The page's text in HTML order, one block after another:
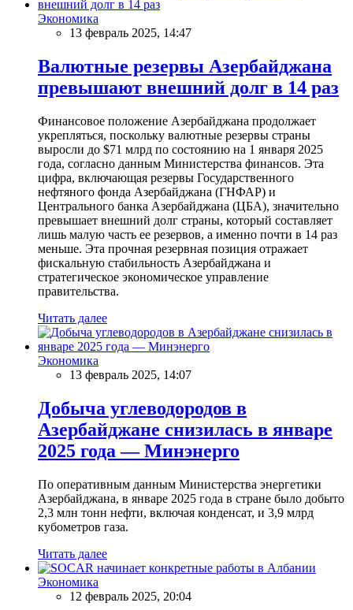
Экономика
13 февраль 2025, 14:47
Валютные резервы Азербайджана
превышают внешний долг в 14 раз
Финансовое положение Азербайджана продолжает
укрепляться, поскольку валютные резервы страны
выросли до $71 млрд по состоянию на 1 января 2025
года, согласно данным Министерства финансов. Эта
цифра, включающая резервы Государственного
нефтяного фонда Азербайджана (ГНФАР) и
Центрального банка Азербайджана (ЦБА), значительно
превышает внешний долг страны, который составляет
лишь малую часть ее резервов, а именно почти в 14 раз
меньше. Эта прочная резервная позиция отражает
фискальную стабильность Азербайджана и
стратегическое экономическое управление
правительства.
Читать далее
Экономика
13 февраль 2025, 14:07
Добыча углеводородов в
Азербайджане снизилась в январе
2025 года — Минэнерго
По оперативным данным Министерства энергетики
Азербайджана, в январе 2025 года в стране было добыто
2,3 млн тонн нефти, включая конденсат, и 3,9 млрд
кубометров газа.
Читать далее
Экономика
12 февраль 2025, 20:04